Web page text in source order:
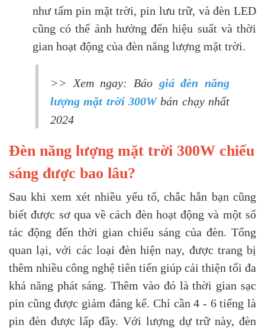
như tấm pin mặt trời, pin lưu trữ, và đèn LED
cũng có thể ảnh hưởng đến hiệu suất và thời
gian hoạt động của đèn năng lượng mặt trời.
>> Xem ngay: Báo giá đèn năng
lượng mặt trời 300Wbán chạy nhất
2024
Đèn năng lượng mặt trời 300W chiếu
sáng được bao lâu?
Sau khi xem xét nhiều yếu tố, chắc hẳn bạn cũng
biết được sơ qua về cách đèn hoạt động và một số
tác động đến thời gian chiếu sáng của đèn. Tổng
quan lại, với các loại đèn hiện nay, được trang bị
thêm nhiều công nghệ tiên tiến giúp cải thiện tối đa
khả năng phát sáng. Thêm vào đó là thời gian sạc
pin cũng được giảm đáng kể. Chỉ cần 4 - 6 tiếng là
pin đèn được lấp đầy. Với lượng dự trữ này, đèn